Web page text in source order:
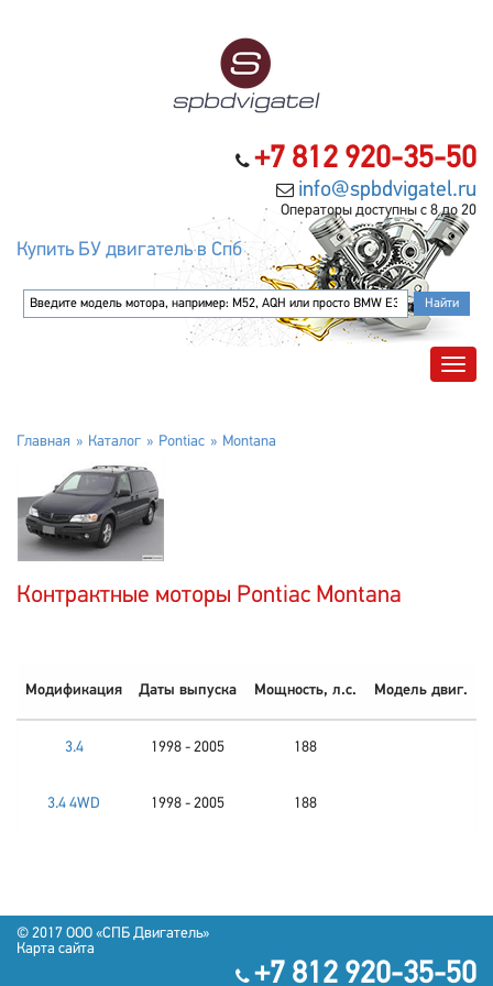
+7 812 920-35-50
info@spbdvigatel.ru
Операторы доступны с 8 до 20
Купить БУ двигатель в Спб
Главная Каталог Pontiac Montana
Контрактные моторы Pontiac Montana
Модификация Даты выпуска Мощность, л.с. Модель двиг.
3.4 1998 - 2005 188
3.4 4WD 1998 - 2005 188
© 2017 OOO «СПБ Двигатель»
Карта сайта
+7 812 920-35-50